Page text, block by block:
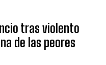
tras violento
de las peores